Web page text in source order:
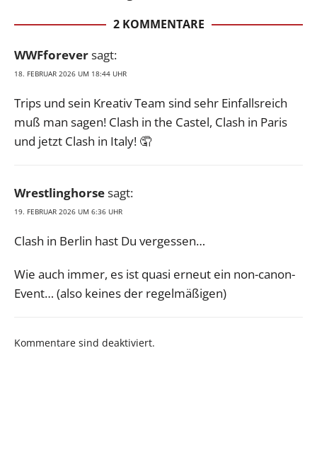
2 KOMMENTARE
WWFforeversagt:
18. FEBRUAR 2026 UM 18:44 UHR
Trips und sein Kreativ Team sind sehr Einfallsreich
muß man sagen! Clash in the Castel, Clash in Paris
und jetzt Clash in Italy! 🤦
Wrestlinghorsesagt:
19. FEBRUAR 2026 UM 6:36 UHR
Clash in Berlin hast Du vergessen…
Wie auch immer, es ist quasi erneut ein non-canon-
Event… (also keines der regelmäßigen)
Kommentare sind deaktiviert.